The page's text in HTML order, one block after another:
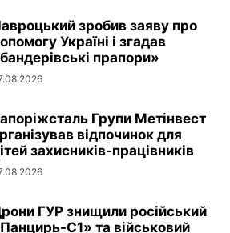
зробив заяву про
Україні і згадав
прапори»
Групи Метінвест
відпочинок для
захисників-працівників
ГУР знищили російський
С1» та військовий